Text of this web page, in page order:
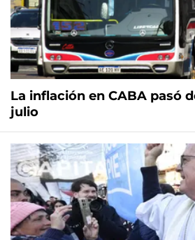
La inflación en CABA pasó
julio